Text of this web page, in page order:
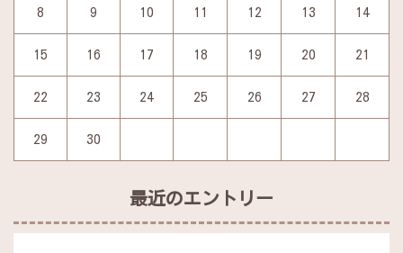
8 9 10 11 12 13 14
15 16 17 18 19 20 21
22 23 24 25 26 27 28
29 30
最近のエントリー